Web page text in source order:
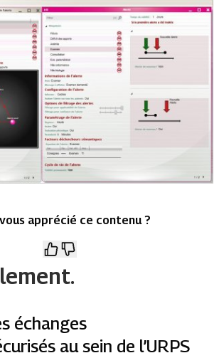
apprécié ce contenu ?
échanges
au sein de l’URPS